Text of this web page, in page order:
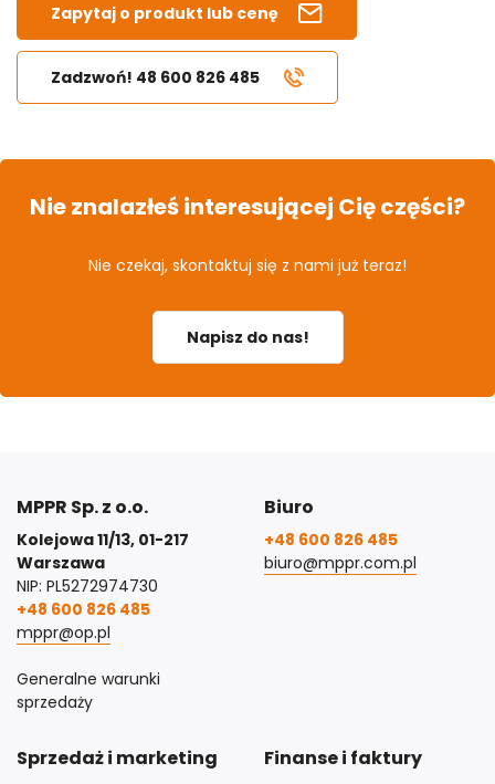
Zapytaj o produkt lub cenę
Zadzwoń! 48 600 826 485
Nie znalazłeś interesującej Cię części?
Nie czekaj, skontaktuj się z nami już teraz!
Napisz do nas!
MPPR Sp. z o.o.
Kolejowa 11/13, 01-217
Warszawa
NIP: PL5272974730
+48 600 826 485
mppr@op.pl
Generalne warunki
sprzedaży
Biuro
+48 600 826 485
biuro@mppr.com.pl
Sprzedaż i marketing Finanse i faktury